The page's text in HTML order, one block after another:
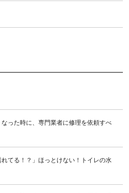
った時に、専門業者に修理を依頼すべ
れてる！？」ほっとけない！トイレの水